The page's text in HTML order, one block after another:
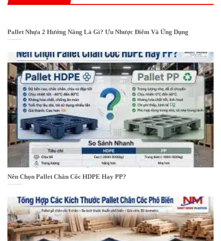
Pallet Nhựa 2 Hướng Nâng Là Gì? Ưu Nhược Điểm Và Ứng Dụng
Nên Chọn Pallet Chân Cốc HDPE Hay PP?